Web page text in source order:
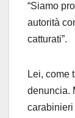
“Siamo
autorità
catturati”.
Lei, come
denuncia.